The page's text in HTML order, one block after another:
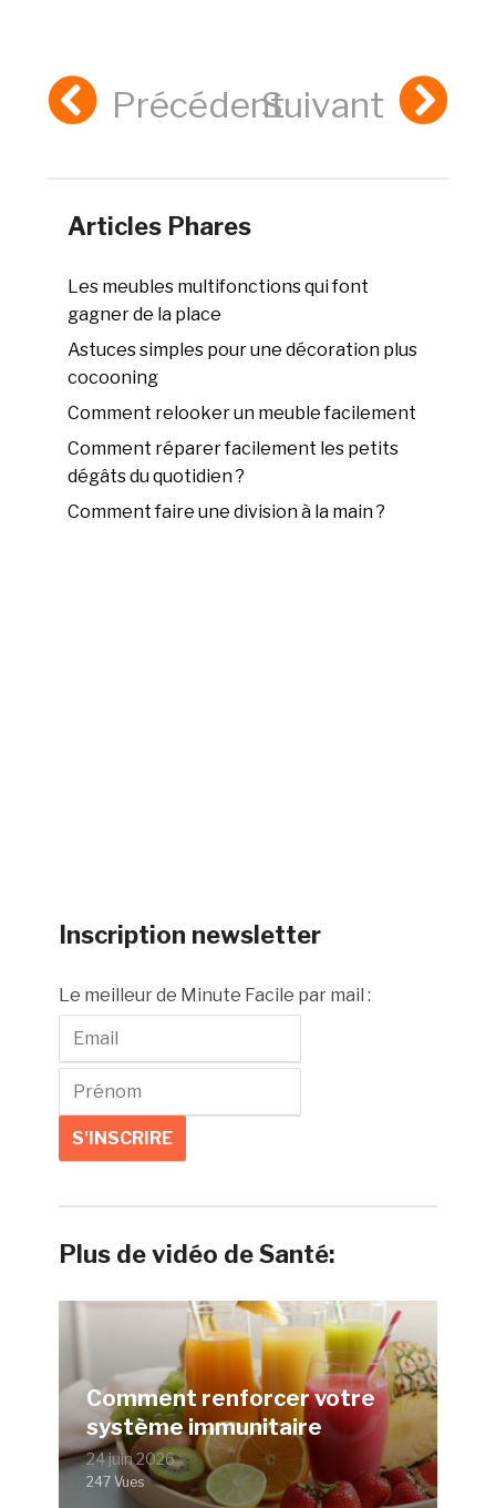
PrécédentSuivant
Articles Phares
Les meubles multifonctions qui font
gagner de la place
Astuces simples pour une décoration plus
cocooning
Comment relooker un meuble facilement
Comment réparer facilement les petits
dégâts du quotidien ?
Comment faire une division à la main ?
Inscription newsletter
Le meilleur de Minute Facile par mail :
Plus de vidéo de Santé:
Comment renforcer votre
système immunitaire
24 juin 2026
247 Vues